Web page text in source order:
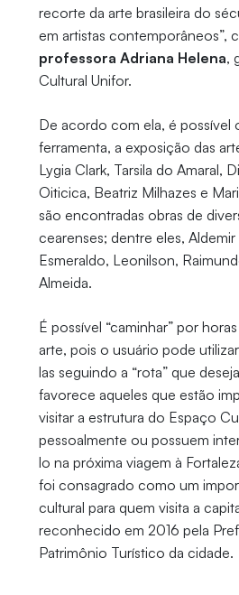
recorte da arte brasileira do
em artistas contemporâneos”,
professora Adriana Helena,
Cultural Unifor.
De acordo com ela, é possível
ferramenta, a exposição das
Lygia Clark, Tarsila do Amaral,
Oiticica, Beatriz Milhazes e
são encontradas obras de
cearenses; dentre eles,
Esmeraldo, Leonilson,
Almeida.
É possível “caminhar” por
arte, pois o usuário pode
las seguindo a “rota” que
favorece aqueles que estão
visitar a estrutura do Espaço
pessoalmente ou possuem
lo na próxima viagem à
foi consagrado como um
cultural para quem visita a
reconhecido em 2016 pela
Patrimônio Turístico da cidade.